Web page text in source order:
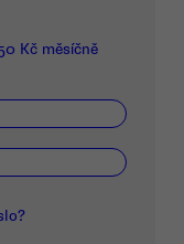
Kč měsíčně